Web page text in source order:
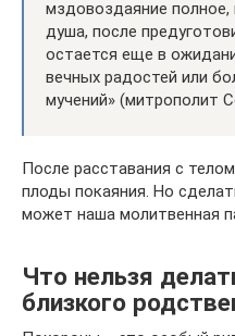
мздовоздаяние
душа, после
остается еще в
вечных радостей или
мучений» (митрополит
После расставания с
плоды покаяния. Но
может наша молитвенная
Что нельзя
близкого